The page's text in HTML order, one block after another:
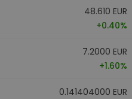
48.610 EUR
+0.40%
7.2000 EUR
+1.60%
0.141404000 EUR